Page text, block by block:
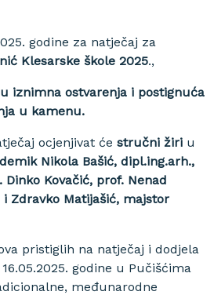
godine za natječaj za
Klesarske škole 2025.,
iznimna ostvarenja i postignuća
u kamenu.
ocjenjivat će stručni žiri u
Nikola Bašić, dipl.ing.arh.,
Kovačić, prof. Nenad
Zdravko Matijašić, majstor
pristiglih na natječaj i dodjela
godine u Pučišćima
međunarodne